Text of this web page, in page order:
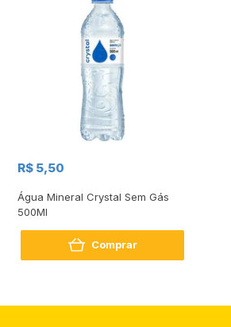
R$ 5,50
Água Mineral Crystal Sem Gás
500Ml
Comprar